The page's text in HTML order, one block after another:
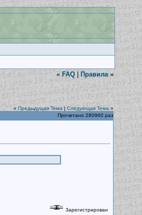
« FAQ | Правила »
« Предыдущая Тема | Следующая Тема »
Прочитано 280960 раз
Зарегистрирован